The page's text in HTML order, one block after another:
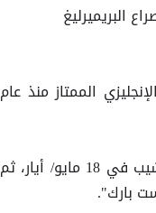
البريميرليغ
الممتاز منذ عام
في الجولة قبل الأخيرة، سيستضيف أرسنال فريق بيرنلي الهابط للتشامبيونشيب في 18 مايو/ أيار، ثم